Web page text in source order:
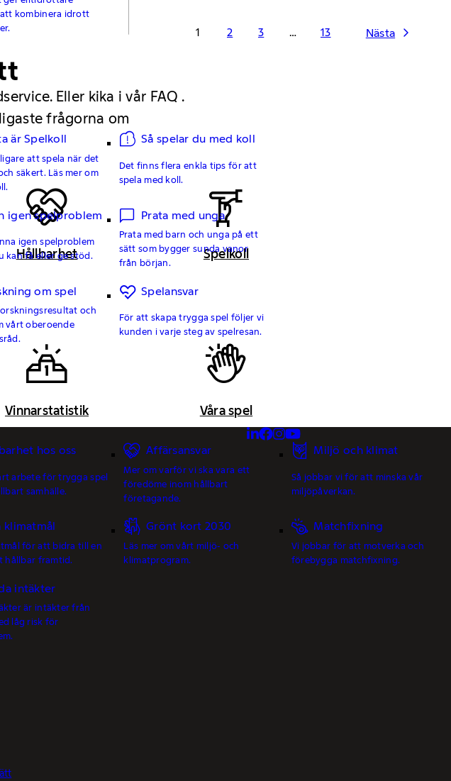
kombinera idrott
är Spelkoll
att spela när det
säkert. Läs mer om
Så spelar du med koll
Det finns flera enkla tips för att
spela med koll.
igen spelproblem
igen spelproblem
kan få eller ge stöd.
Prata med unga
Prata med barn och unga på ett
sätt som bygger sunda vanor
från början.
om spel
och
vårt oberoende
Spelansvar
För att skapa trygga spel följer vi
kunden i varje steg av spelresan.
hos oss
arbete för trygga spel
samhälle.
Affärsansvar
Mer om varför vi ska vara ett
föredöme inom hållbart
företagande.
Miljö och klimat
Så jobbar vi för att minska vår
miljöpåverkan.
klimatmål
för att bidra till en
hållbar framtid.
Grönt kort 2030
Läs mer om vårt miljö- och
klimatprogram.
Matchfixning
Vi jobbar för att motverka och
förebygga matchfixning.
intäkter
är intäkter från
låg risk för
1 2 3 … 13 Nästa
Eller kika i vår FAQ .
frågorna om
Hållbarhet Spelkoll
Vinnarstatistik Våra spel